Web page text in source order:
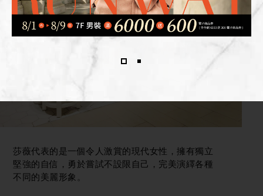
莎薇代表的是一個令人激賞的現代女性，擁有獨立
堅強的自信，勇於嘗試不設限自己，完美演繹各種
不同的美麗形象。